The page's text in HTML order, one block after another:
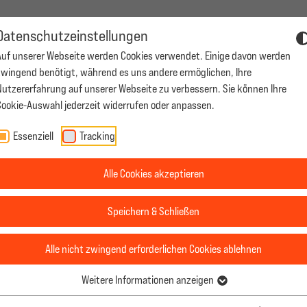
unserer Webseite werden Cookies verwendet. Einige davon werden
benötigt, während es uns andere ermöglichen, Ihre
auf unserer Webseite zu verbessern. Sie können Ihre
Auswahl jederzeit widerrufen oder anpassen.
Essenziell Tracking
Alle Cookies akzeptieren
Speichern & Schließen
Alle nicht zwingend erforderlichen Cookies ablehnen
Weitere Informationen anzeigen
Produktionen Casting Karriere
MADAME ZHENG
- DER
LIEBT DIE QUEEN
Casting